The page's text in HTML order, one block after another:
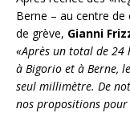
Berne – au centre
de grève, Gianni
«Après un total de 24
à Bigorio et à Berne,
seul millimètre. De
nos propositions pour